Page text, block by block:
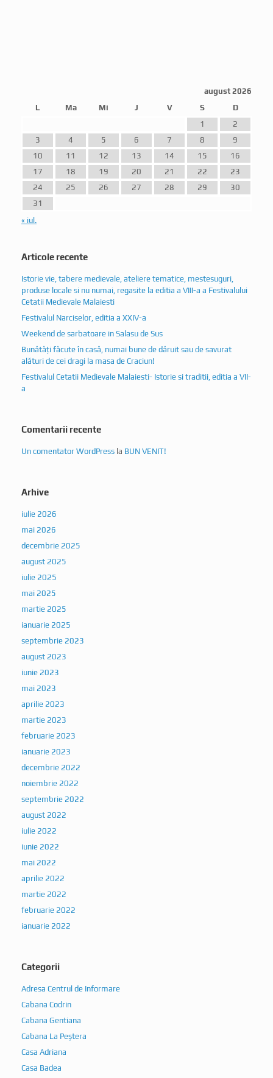
august 2026
L
Ma Mi J V S
D
1
2
3
4 5 6 7 8
9
10
11 12 13 14 15
16
17
18 19 20 21 22
23
24
25 26 27 28 29
30
31
« iul.
Articole recente
Istorie vie, tabere medievale, ateliere tematice, mestesuguri,
produse locale si nu numai, regasite la editia a VIII-a a Festivalului
Cetatii Medievale Malaiesti
Festivalul Narciselor, editia a XXIV-a
Weekend de sarbatoare in Salasu de Sus
Bunătăți făcute în casă, numai bune de dăruit sau de savurat
alături de cei dragi la masa de Craciun!
Festivalul Cetatii Medievale Malaiesti- Istorie si traditii, editia a VII-
a
Comentarii recente
Un comentator WordPress la BUN VENIT!
Arhive
iulie 2026
mai 2026
decembrie 2025
august 2025
iulie 2025
mai 2025
martie 2025
ianuarie 2025
septembrie 2023
august 2023
iunie 2023
mai 2023
aprilie 2023
martie 2023
februarie 2023
ianuarie 2023
decembrie 2022
noiembrie 2022
septembrie 2022
august 2022
iulie 2022
iunie 2022
mai 2022
aprilie 2022
martie 2022
februarie 2022
ianuarie 2022
Categorii
Adresa Centrul de Informare
Cabana Codrin
Cabana Gentiana
Cabana La Peștera
Casa Adriana
Casa Badea